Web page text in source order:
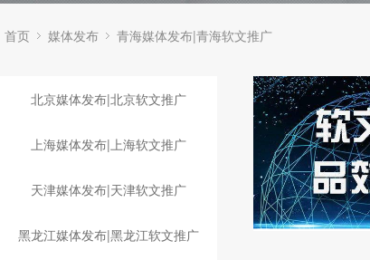
首页 媒体发布 青海媒体发布|青海软文推广
北京媒体发布|北京软文推广
上海媒体发布|上海软文推广
天津媒体发布|天津软文推广
黑龙江媒体发布|黑龙江软文推广